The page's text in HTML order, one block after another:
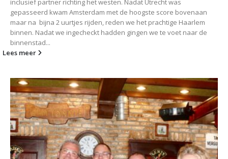
inclusief partner richting het westen. Nadat Utrecht was
gepasseerd kwam Amsterdam met de hoogste score bovenaan
maar na bijna 2 uurtjes rijden, reden we het prachtige Haarlem
binnen. Nadat we ingecheckt hadden gingen we te voet naar de
binnenstad...
Lees meer